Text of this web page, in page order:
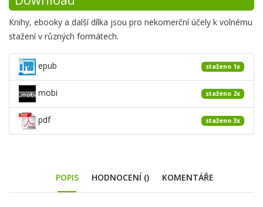
Knihy, ebooky a další dílka jsou pro nekomerční účely k volnému
stažení v různých formátech.
epub staženo 1x
mobi staženo 2x
pdf staženo 3x
POPIS HODNOCENÍ () KOMENTÁŘE